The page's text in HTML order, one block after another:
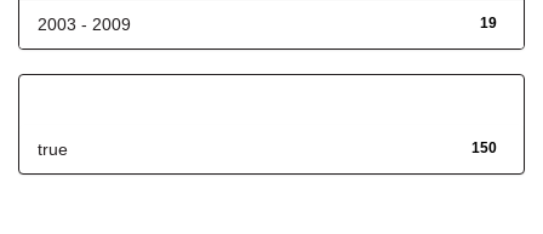
19
2003 - 2009
150
true